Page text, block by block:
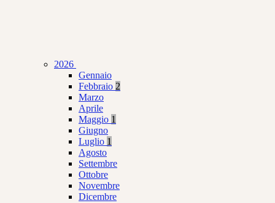
2026
Gennaio
Febbraio 2
Marzo
Aprile
Maggio 1
Giugno
Luglio 1
Agosto
Settembre
Ottobre
Novembre
Dicembre